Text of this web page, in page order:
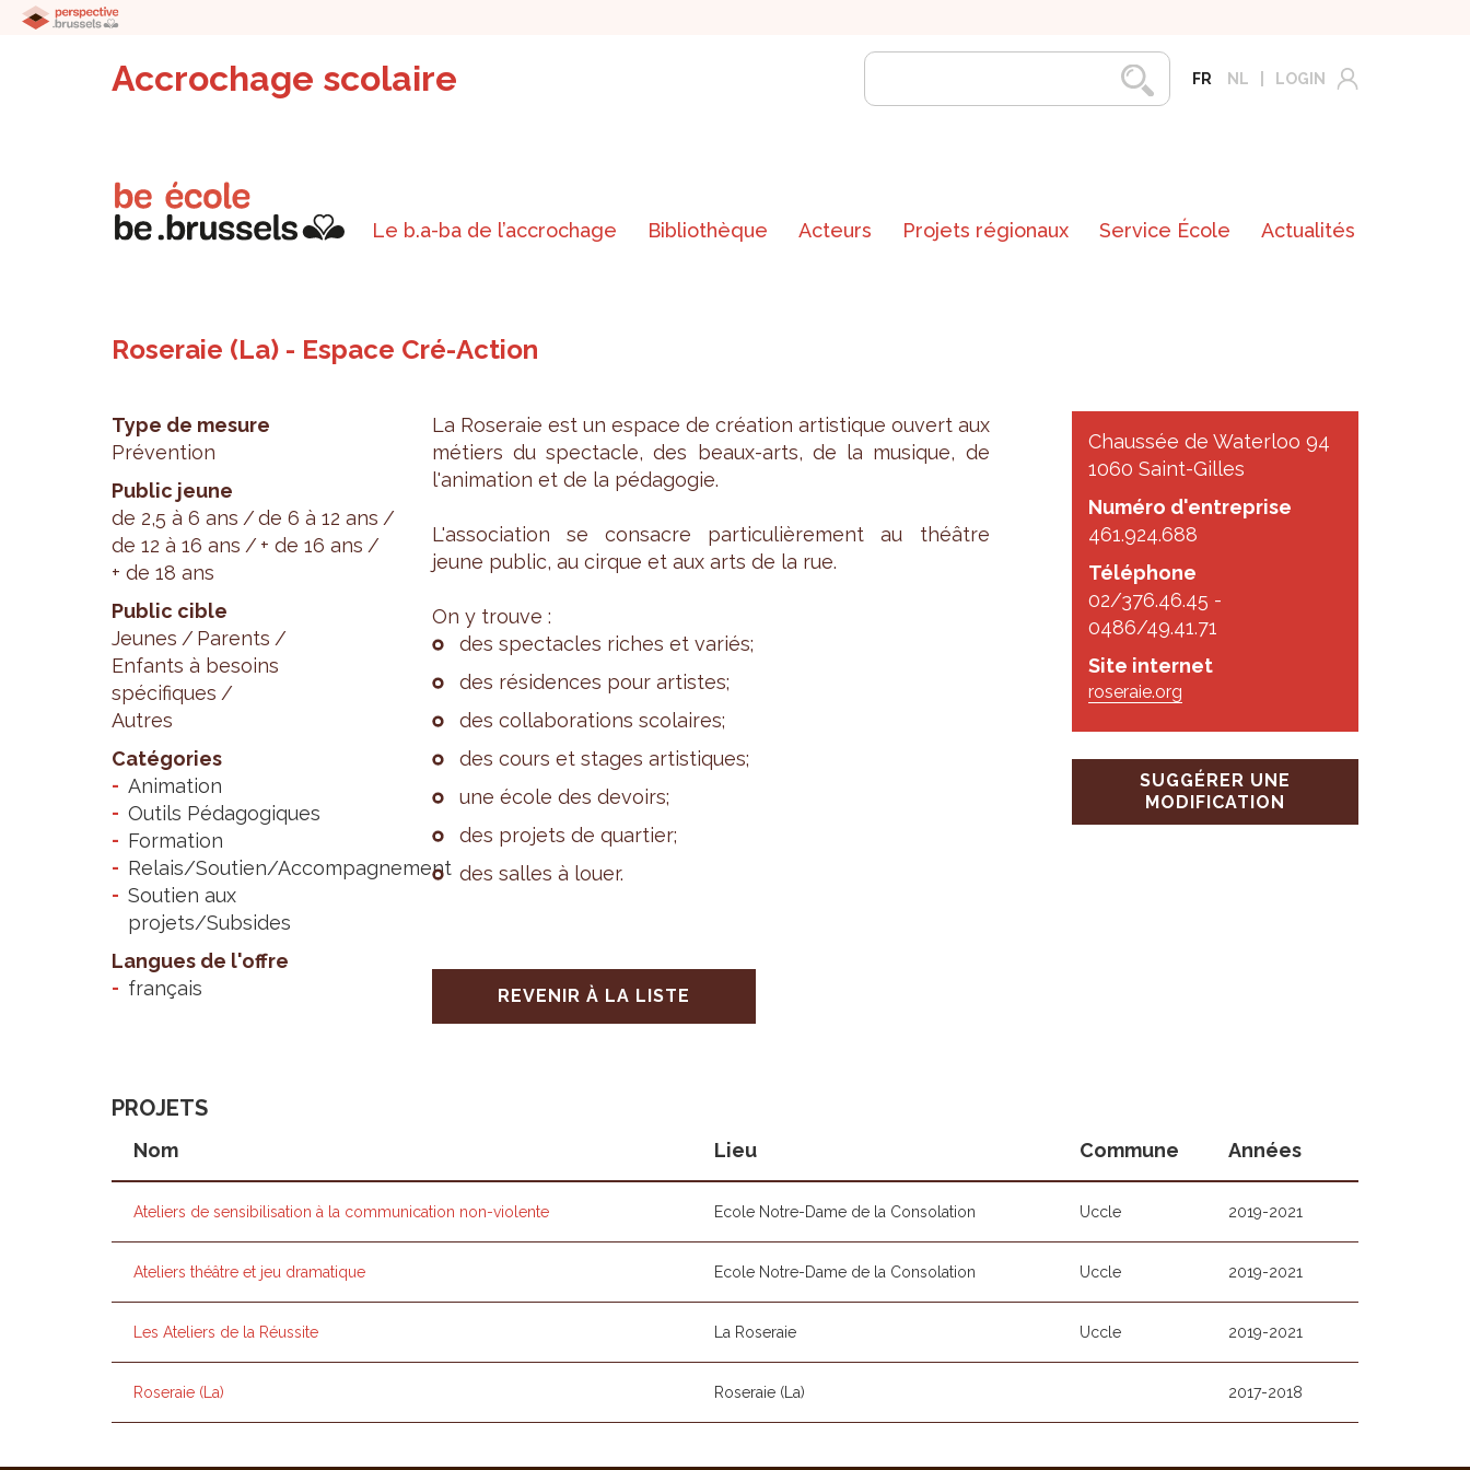
Accrochage scolaire FR NL LOGIN
Le b.a-ba de l’accrochage Bibliothèque Acteurs Projets régionaux Service École Actualités
Roseraie (La) - Espace Cré-Action
Type de mesure
Prévention
Public jeune
de 2,5 à 6 ans
de 6 à 12 ans
de 12 à 16 ans
+ de 16 ans
+ de 18 ans
Public cible
Jeunes
Parents
Enfants à besoins
spécifiques
Autres
Catégories
Animation
Outils Pédagogiques
Formation
Relais/Soutien/Accompagnement
Soutien aux
projets/Subsides
Langues de l'offre
français
Chaussée de Waterloo 94
1060 Saint-Gilles
Numéro d'entreprise
461.924.688
Téléphone
02/376.46.45 -
0486/49.41.71
Site internet
roseraie.org
SUGGÉRER UNE
MODIFICATION
La Rose­raie est un espace de créa­tion artis­tique ouvert aux
métiers du spec­tacle, des beaux-arts, de la musique, de
l'ani­ma­tion et de la péda­go­gie.
L'as­so­cia­tion se consacre par­ti­cu­liè­re­ment au théâtre
jeune public, au cirque et aux arts de la rue.
On y trouve :
des spec­tacles riches et variés;
des rési­dences pour artistes;
des col­la­bo­ra­tions sco­laires;
des cours et stages artis­tiques;
une école des devoirs;
des pro­jets de quar­tier;
des salles à louer.
REVENIR À LA LISTE
PROJETS
Nom Lieu Commune Années
Ateliers de sensibilisation à la communication non-violente Ecole Notre-Dame de la Consolation Uccle 2019-2021
Ateliers théâtre et jeu dramatique Ecole Notre-Dame de la Consolation Uccle 2019-2021
Les Ateliers de la Réussite La Roseraie Uccle 2019-2021
Roseraie (La) Roseraie (La) 2017-2018